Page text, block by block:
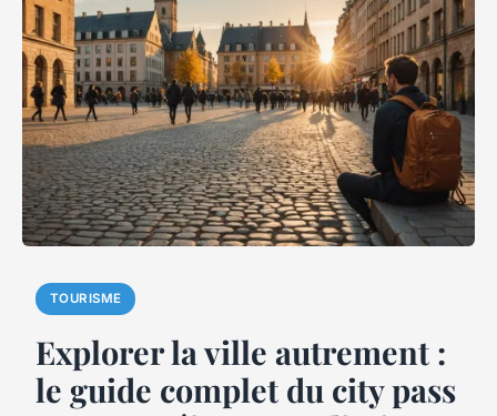
TOURISME
Explorer la ville autrement :
le guide complet du city pass